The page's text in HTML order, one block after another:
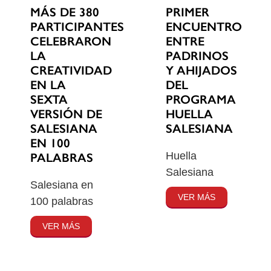
MÁS DE 380
PARTICIPANTES
CELEBRARON
LA
CREATIVIDAD
EN LA
SEXTA
VERSIÓN DE
SALESIANA
EN 100
PALABRAS
Salesiana en
100 palabras
VER MÁS
PRIMER
ENCUENTRO
ENTRE
PADRINOS
Y AHIJADOS
DEL
PROGRAMA
HUELLA
SALESIANA
Huella
Salesiana
VER MÁS